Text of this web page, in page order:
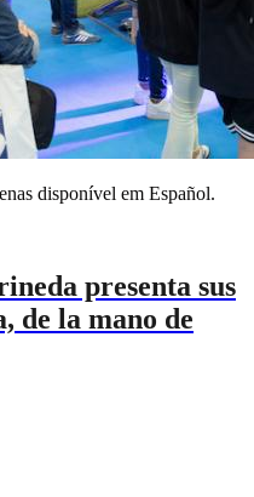
disponível em Español.
presenta sus
de la mano de